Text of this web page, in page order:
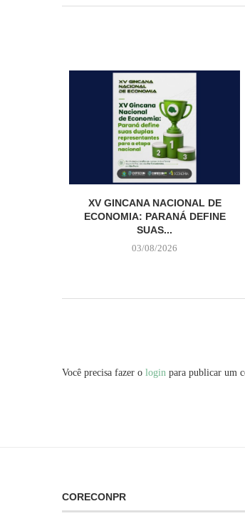
XV GINCANA NACIONAL DE
ECONOMIA: PARANÁ DEFINE
SUAS...
03/08/2026
Você precisa fazer o login para publicar um
CORECONPR